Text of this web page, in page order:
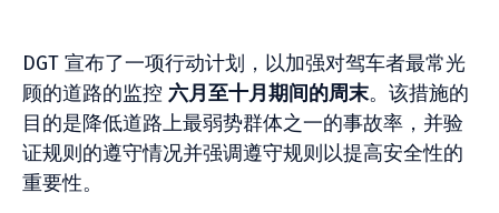
DGT 宣布了一项行动计划，以加强对驾车者最常光
顾的道路的监控 六月至十月期间的周末。该措施的
目的是降低道路上最弱势群体之一的事故率，并验
证规则的遵守情况并强调遵守规则以提高安全性的
重要性。